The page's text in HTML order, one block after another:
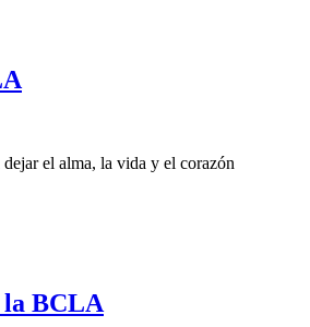
el alma, la vida y el corazón
la BCLA